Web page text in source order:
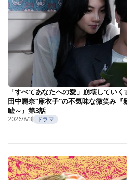
「すべてあなたへの愛」崩壊していく
田中麗奈“麻衣子”の不気味な微笑み
嘘～』第3話
2026/8/3 ドラマ